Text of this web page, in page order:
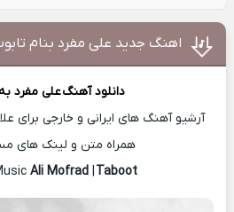
اهنگ جدید علی مفرد بنام
دانلود آهنگعلی مفرد
آرشیو آهنگ های ایرانی و خارجی برای
همراه متن و لینک های
Download Music
Ali Mofrad|Taboot